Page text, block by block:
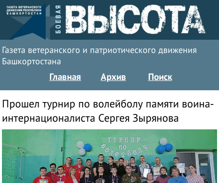
Газета ветеранского и патриотического движения
Башкортостана
Главная Архив Поиск
Прошел турнир по волейболу памяти воина-
интернационалиста Сергея Зырянова